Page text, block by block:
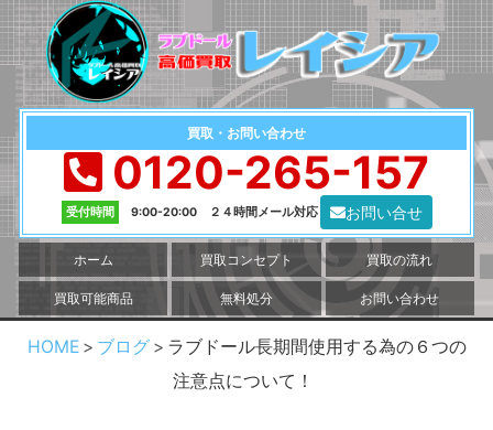
買取・お問い合わせ
0120-265-157
受付時間 9:00-20:00 ２４時間メール対応 お問い合せ
ホーム 買取コンセプト 買取の流れ
買取可能商品 無料処分 お問い合わせ
HOME ブログ
ラブドール長期間使用する為の６つの
注意点について！